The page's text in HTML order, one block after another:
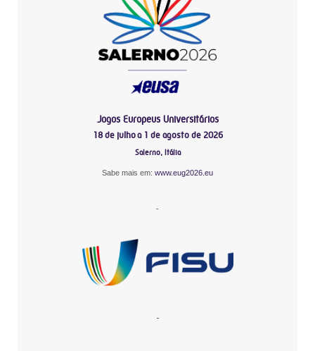
Jogos Europeus Universitários
18 de julho a 1 de agosto de 2026
Salerno, Itália
Sabe mais em: www.eug2026.eu
-
-